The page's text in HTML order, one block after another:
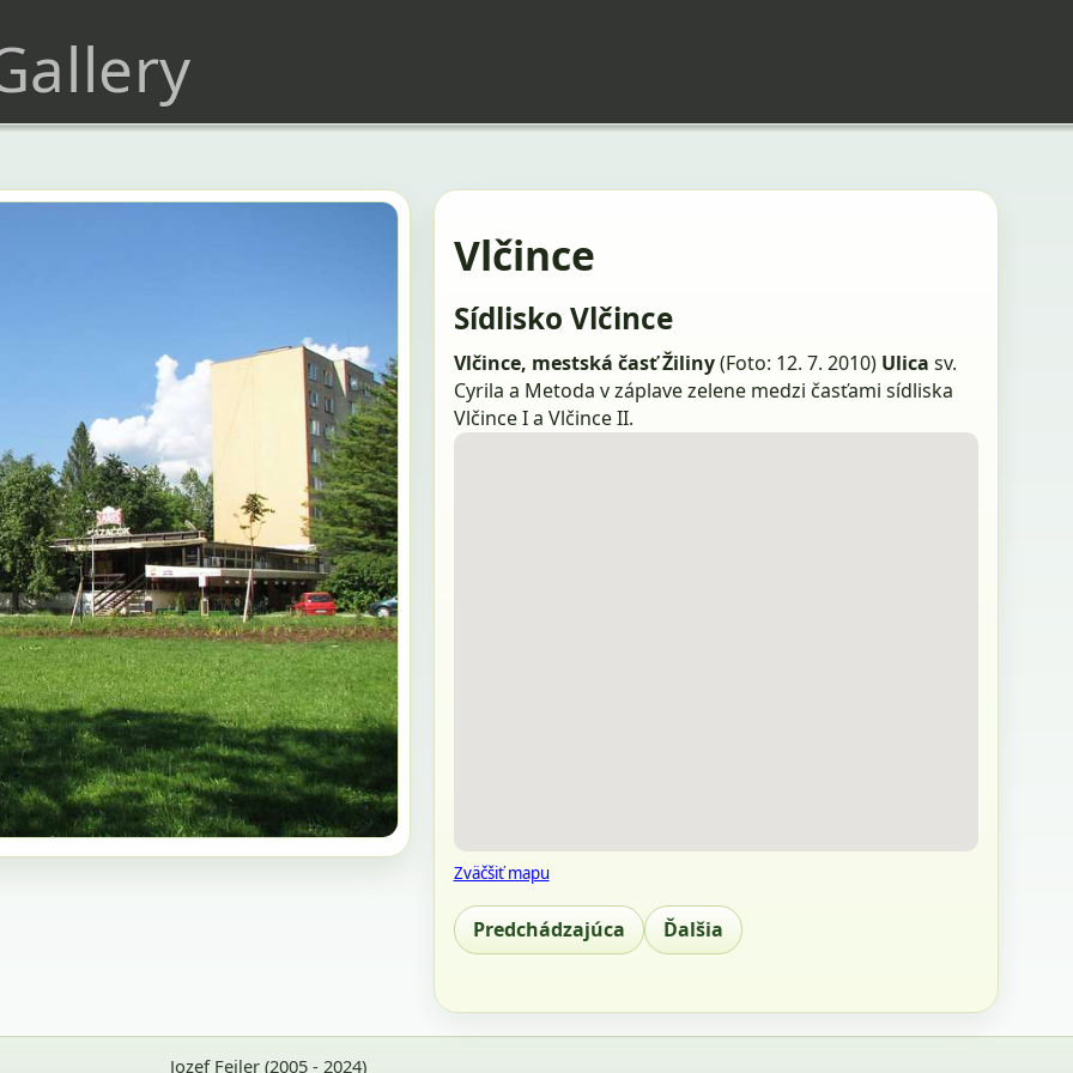
Vlčince
Sídlisko Vlčince
Vlčince, mestská časť Žiliny(Foto: 12. 7. 2010) Ulica sv.
Cyrila a Metoda v záplave zelene medzi časťami sídliska
Vlčince I a Vlčince II.
Zväčšiť mapu
Predchádzajúca Ďalšia
Jozef Feiler (2005 - 2024)